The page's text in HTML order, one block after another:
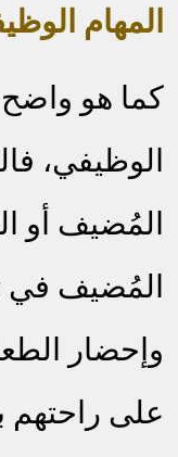
المهام
كما هو
الوظيفي،
المُضيف أو
المُضيف في
وإحضار
على راحتهم